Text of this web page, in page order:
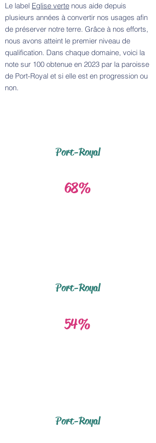
Le label Eglise verte nous aide depuis
plusieurs années à convertir nos usages afin
de préserver notre terre. Grâce à nos efforts,
nous avons atteint le premier niveau de
qualification. Dans chaque domaine, voici la
note sur 100 obtenue en 2023 par la paroisse
de Port-Royal et si elle est en progression ou
non.
68%
Port-Royal
54%
Port-Royal
Port-Royal